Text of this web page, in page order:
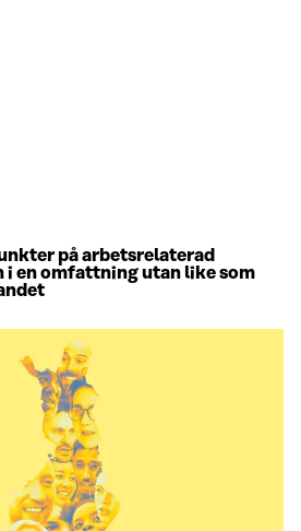
på arbetsrelaterad
i en omfattning utan like som